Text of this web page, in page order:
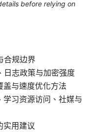
before relying on
合规边界
日志政策与加密强度
盖与速度优化方法
习资源访问、社媒与
实用建议